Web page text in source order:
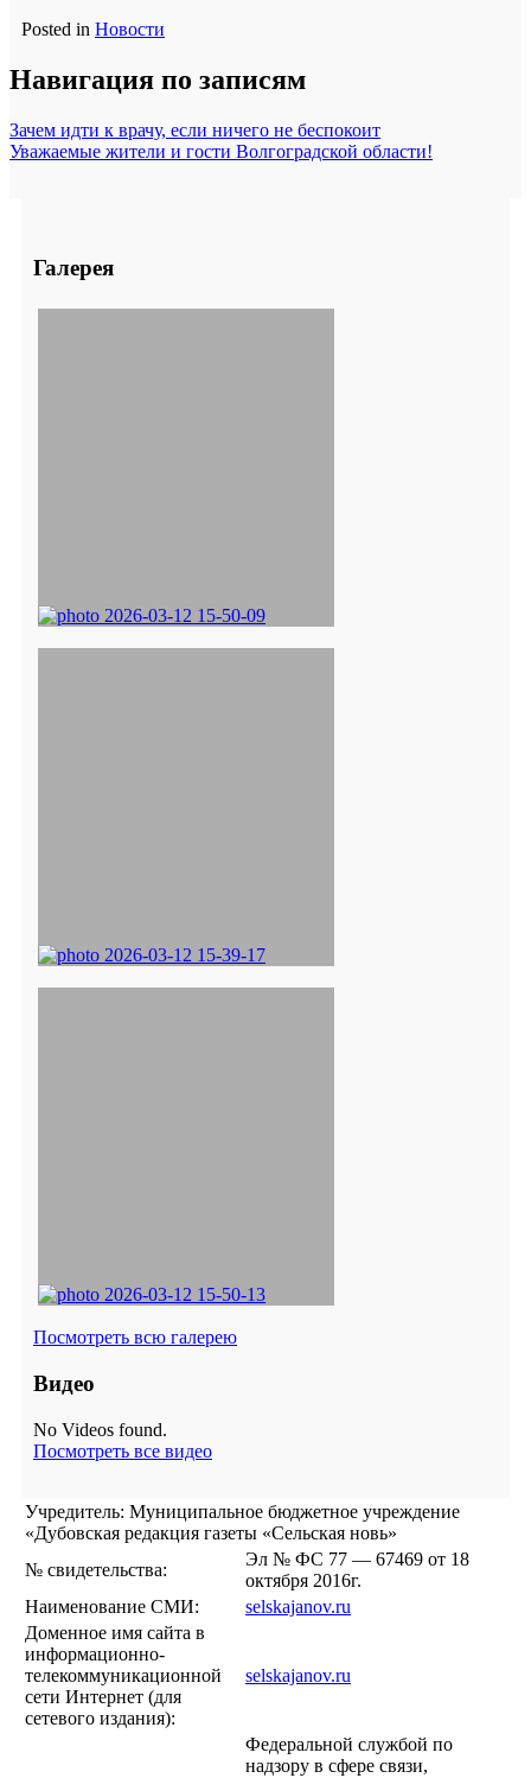
Posted in Новости
Навигация по записям
Зачем идти к врачу, если ничего не беспокоит
Уважаемые жители и гости Волгоградской области!
Галерея
Посмотреть всю галерею
Видео
No Videos found.
Посмотреть все видео
Учредитель: Муниципальное бюджетное учреждение
«Дубовская редакция газеты «Сельская новь»
№ свидетельства:
Эл № ФС 77 — 67469 от 18
октября 2016г.
Наименование СМИ:
selskajanov.ru
Доменное имя сайта в
информационно-
телекоммуникационной
сети Интернет (для
сетевого издания):
selskajanov.ru
Федеральной службой по
надзору в сфере связи,